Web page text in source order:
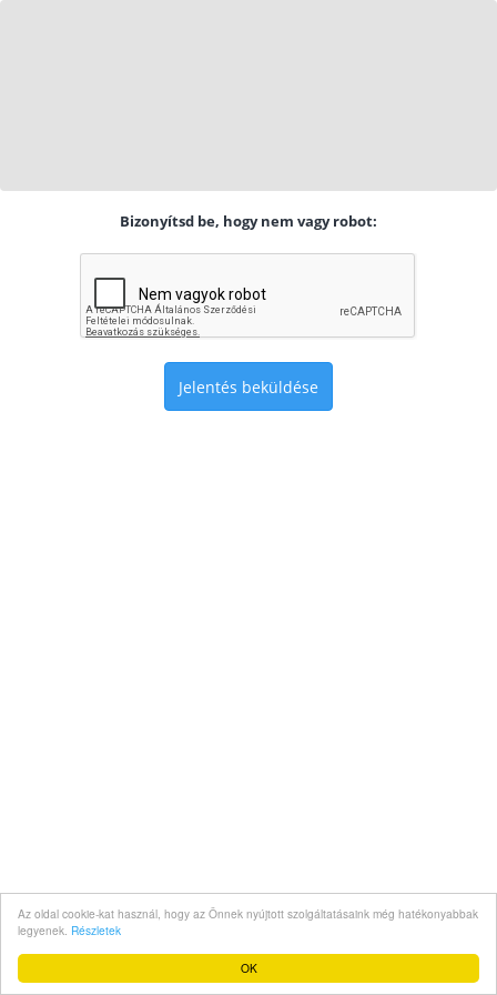
OK
Az oldal cookie-kat használ, hogy az Önnek nyújtott szolgáltatásaink még hatékonyabbak
legyenek. Részletek
Bizonyítsd be, hogy nem vagy robot:
Jelentés beküldése